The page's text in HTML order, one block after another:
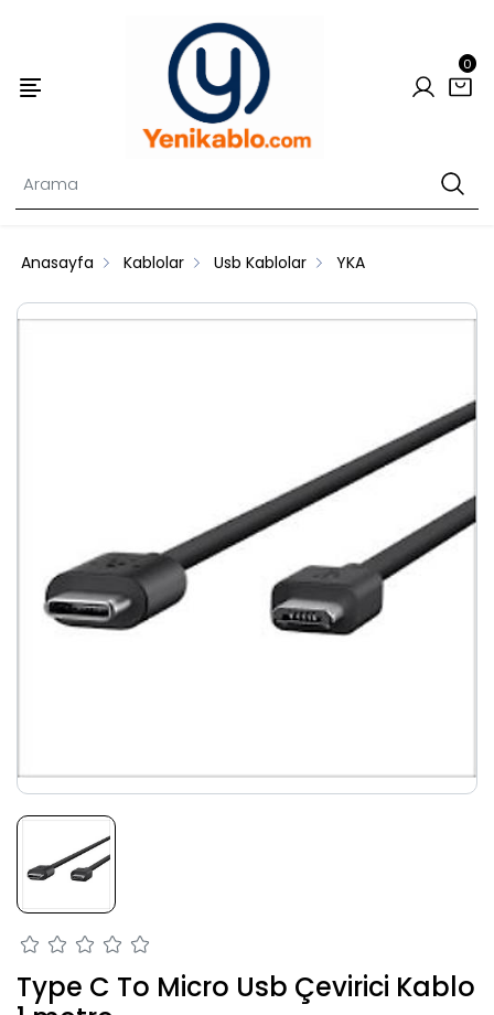
0
Anasayfa Kablolar Usb Kablolar YKA
Type C To Micro Usb Çevirici Kablo